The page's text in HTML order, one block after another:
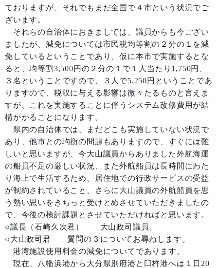
ておりますが、それでもまだ全国で４市という状況でご
ざいます。
それらの自治体におきましては、議員からも今ござい
ましたが、減免については市民税均等割の２分の１を減
免しているということであり、仮に本市で実施するとな
ると、均等割3,500円の２分の１で１人当たり1,750円、
３名ということですので、３人で5,250円ということであ
りますので、税収に与える影響は微々たるものと言えま
すが、これを実施することに伴うシステム改修費用が結
構かかることになります。
県内の自治体では、まだどこも実施していない状況で
あり、他市との均衡の問題もありますので、すぐには難
しいと思いますが、今大山議員からありました外航海運
の船員不足の厳しい状況、また外航船員は長時間にわた
り海上で生活するため、居住地での行政サービスの受益
が制約されていること、さらに大山議員の外航船員を思
う熱い思いをきちっと受けとめさせていただきましたの
で、今後の検討課題とさせていただければと思います。
○議長（石崎久次君） 大山政司議員。
○大山政司君 質問の３についてお尋ねします。
港湾施設使用料金の減免についてであります。
現在、八幡浜港から大分県別府港と臼杵港へは１日20